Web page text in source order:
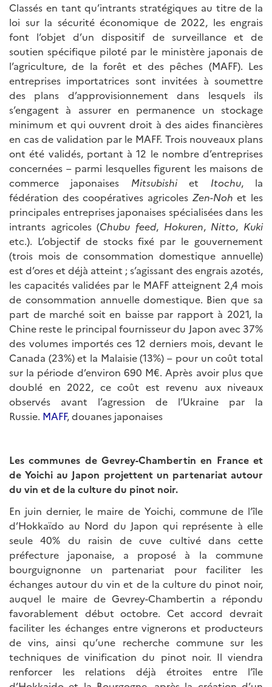
Classés en tant qu’intrants stratégiques au titre de la
loi sur la sécurité économique de 2022, les engrais
font l’objet d’un dispositif de surveillance et de
soutien spécifique piloté par le ministère japonais de
l’agriculture, de la forêt et des pêches (MAFF). Les
entreprises importatrices sont invitées à soumettre
des plans d’approvisionnement dans lesquels ils
s’engagent à assurer en permanence un stockage
minimum et qui ouvrent droit à des aides financières
en cas de validation par le MAFF. Trois nouveaux plans
ont été validés, portant à 12 le nombre d’entreprises
concernées – parmi lesquelles figurent les maisons de
commerce japonaises Mitsubishiet Itochu, la
fédération des coopératives agricoles Zen-Noh et les
principales entreprises japonaises spécialisées dans les
intrants agricoles (Chubu feed, Hokuren, Nitto, Kuki
etc.). L’objectif de stocks fixé par le gouvernement
(trois mois de consommation domestique annuelle)
est d’ores et déjà atteint ; s’agissant des engrais azotés,
les capacités validées par le MAFF atteignent 2,4 mois
de consommation annuelle domestique. Bien que sa
part de marché soit en baisse par rapport à 2021, la
Chine reste le principal fournisseur du Japon avec 37%
des volumes importés ces 12 derniers mois, devant le
Canada (23%) et la Malaisie (13%) – pour un coût total
sur la période d’environ 690 M€. Après avoir plus que
doublé en 2022, ce coût est revenu aux niveaux
observés avant l’agression de l’Ukraine par la
Russie. MAFF, douanes japonaises
Les communes de Gevrey-Chambertin en France et
de Yoichi au Japon projettent un partenariat autour
du vin et de la culture du pinot noir.
En juin dernier, le maire de Yoichi, commune de l’île
d’Hokkaïdo au Nord du Japon qui représente à elle
seule 40% du raisin de cuve cultivé dans cette
préfecture japonaise, a proposé à la commune
bourguignonne un partenariat pour faciliter les
échanges autour du vin et de la culture du pinot noir,
auquel le maire de Gevrey-Chambertin a répondu
favorablement début octobre. Cet accord devrait
faciliter les échanges entre vignerons et producteurs
de vins, ainsi qu’une recherche commune sur les
techniques de vinification du pinot noir. Il viendra
renforcer les relations déjà étroites entre l’île